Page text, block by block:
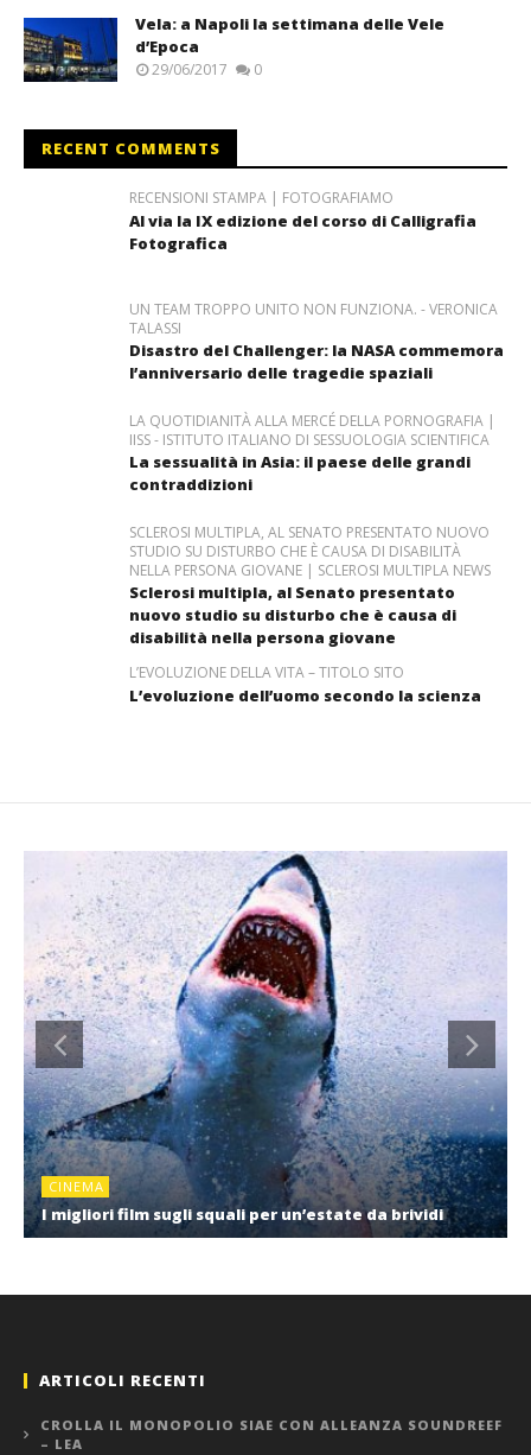
Vela: a Napoli la settimana delle Vele
d’Epoca
29/06/2017 0
RECENT COMMENTS
RECENSIONI STAMPA | FOTOGRAFIAMO
Al via la IX edizione del corso di Calligrafia
Fotografica
UN TEAM TROPPO UNITO NON FUNZIONA. - VERONICA
TALASSI
Disastro del Challenger: la NASA commemora
l’anniversario delle tragedie spaziali
LA QUOTIDIANITÀ ALLA MERCÉ DELLA PORNOGRAFIA |
IISS - ISTITUTO ITALIANO DI SESSUOLOGIA SCIENTIFICA
La sessualità in Asia: il paese delle grandi
contraddizioni
SCLEROSI MULTIPLA, AL SENATO PRESENTATO NUOVO
STUDIO SU DISTURBO CHE È CAUSA DI DISABILITÀ
NELLA PERSONA GIOVANE | SCLEROSI MULTIPLA NEWS
Sclerosi multipla, al Senato presentato
nuovo studio su disturbo che è causa di
disabilità nella persona giovane
L’EVOLUZIONE DELLA VITA – TITOLO SITO
L’evoluzione dell’uomo secondo la scienza
CINEMA
I migliori film sugli squali per un’estate da brividi
ARTICOLI RECENTI
CROLLA IL MONOPOLIO SIAE CON ALLEANZA SOUNDREEF
– LEA